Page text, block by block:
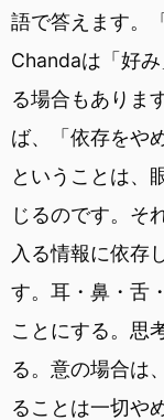
語で答えます。
Chandaは「好
る場合もありま
ば、「依存をや
ということは、
じるのです。そ
入る情報に依存
す。耳・鼻・舌
ことにする。思
る。意の場合は
ることは一切や